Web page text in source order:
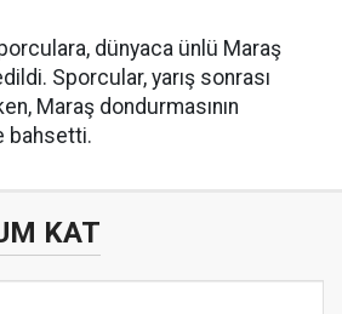
dünyaca ünlü Maraş
Sporcular, yarış sonrası
Maraş dondurmasının
bahsetti.
KAT